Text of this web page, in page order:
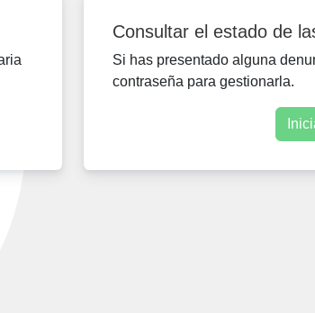
Consultar el estado de
Si has presentado alguna
contraseña para gestionarla.